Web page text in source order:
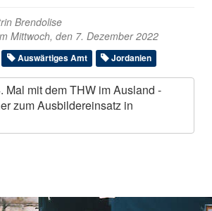
Brendolise
Mittwoch, den 7. Dezember 2022
Auswärtiges Amt Jordanien
Mal mit dem THW im Ausland -
zum Ausbildereinsatz in